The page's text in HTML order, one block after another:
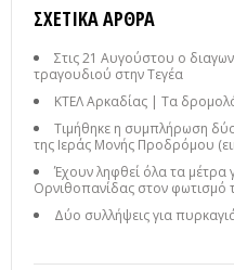
ΣΧΕΤΙΚΆ ΆΡΘΡΑ
Στις 21 Αυγούστου ο
τραγουδιού στην Τεγέα
ΚΤΕΛ Αρκαδίας | Τα
Τιμήθηκε η συμπλήρωση
της Ιεράς Μονής Προδρόμου
Έχουν ληφθεί όλα τα μέτρα
Ορνιθοπανίδας στον φωτισμό
Δύο συλλήψεις για